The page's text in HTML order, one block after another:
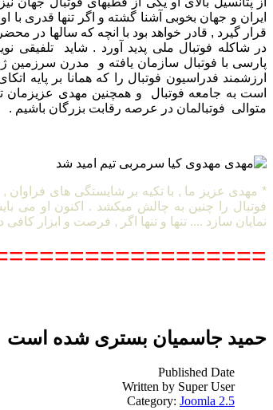
ایران و جهان بخوبی آشنا گشته و اگر تنها قدری
قرار گیرد , قادر خواهد بود با انچه که سالها
در شاکله فوتبال ملی پدید آورد . شاید تلفیقی
پارسی با فوتبال سازمان یافته و مدرن سرزمین
ارزشمند فدراسیون فوتبال را که همانا بر پایه
است به جامعه فوتبال و همچنین مهدی
متوالی فوتبالمان در عرصه رقابت بزرگان باشیم .
* مهدی عزیز ما , با تکیه بر شایستگی های فراوان ,
فوتبال را چنین به چالش میکشد . اکنون او می
نمایان سازد .... تنها و تنها اگر , فرصت و ابزار
حمید جاسمیان بستری شده است
Published Date
Written by Super User
Category: Joomla 2.5